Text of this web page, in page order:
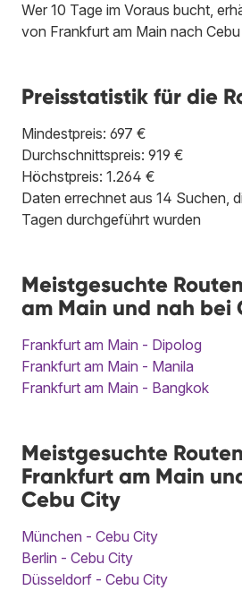
Wer 10 Tage im Voraus bucht,
von Frankfurt am Main nach Cebu
Preisstatistik für die
Mindestpreis: 697 €
Durchschnittspreis: 919 €
Höchstpreis: 1.264 €
Daten errechnet aus 14 Suchen,
Tagen durchgeführt wurden
Meistgesuchte
am Main und nah bei
Frankfurt am Main - Dipolog
Frankfurt am Main - Manila
Frankfurt am Main - Bangkok
Meistgesuchte
Frankfurt am Main
Cebu City
München - Cebu City
Berlin - Cebu City
Düsseldorf - Cebu City